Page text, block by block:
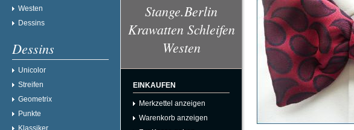
Westen
Dessins
Dessins
Unicolor
Streifen
Geometrix
Punkte
Klassiker
Stange.Berlin
Krawatten Schleifen
Westen
EINKAUFEN
Merkzettel anzeigen
Warenkorb anzeigen